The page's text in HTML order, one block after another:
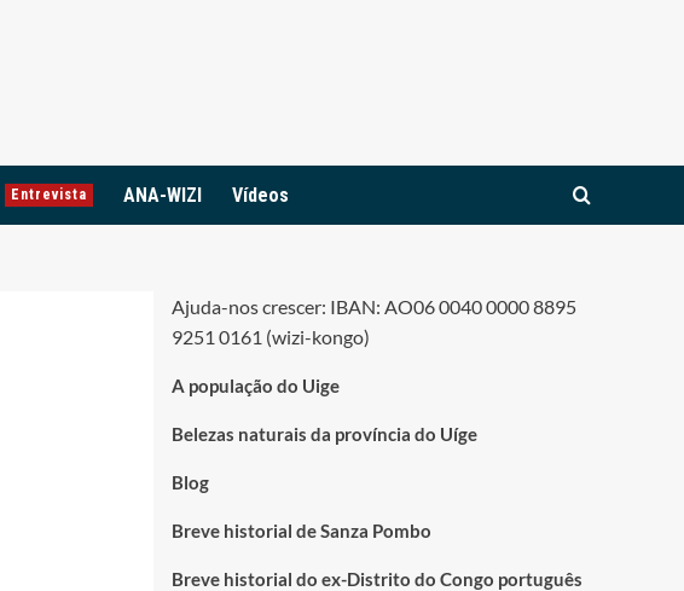
Entrevista ANA-WIZI Vídeos
Ajuda-nos crescer: IBAN: AO06 0040 0000 8895
9251 0161 (wizi-kongo)
A população do Uige
Belezas naturais da província do Uíge
Blog
Breve historial de Sanza Pombo
Breve historial do ex-Distrito do Congo português